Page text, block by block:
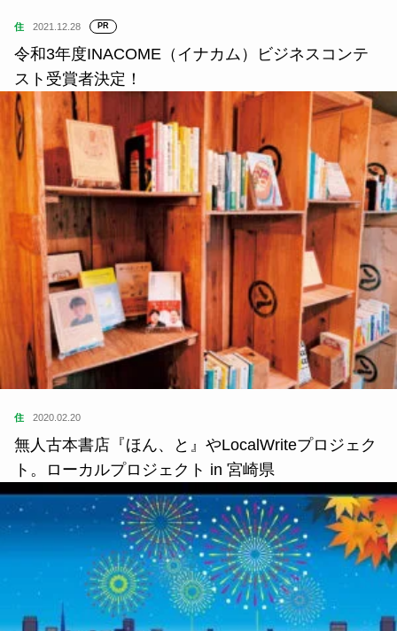
住 2021.12.28 PR
令和3年度INACOME（イナカム）ビジネスコンテ
スト受賞者決定！
住 2020.02.20
無人古本書店『ほん、と』やLocalWriteプロジェク
ト。ローカルプロジェクト in 宮崎県